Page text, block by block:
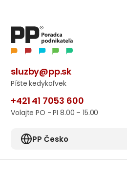
sluzby@pp.sk
Píšte kedykoľvek
+421 41 7053 600
Volajte PO - PI 8.00 – 15.00
PP Česko